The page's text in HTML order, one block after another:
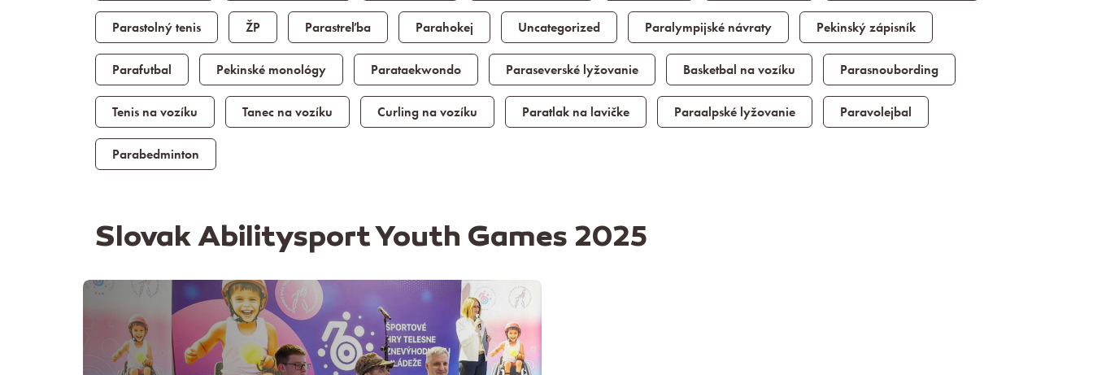
Parastolný tenis ŽP Parastreľba Parahokej Uncategorized Paralympijské návraty Pekinský zápisník
Parafutbal Pekinské monológy Parataekwondo Paraseverské lyžovanie Basketbal na vozíku Parasnoubording
Tenis na vozíku Tanec na vozíku Curling na vozíku Paratlak na lavičke Paraalpské lyžovanie Paravolejbal
Parabedminton
Slovak Abilitysport Youth Games 2025